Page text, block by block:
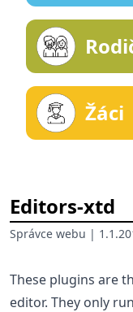
Žáci
Editors-xtd
Správce webu |
These plugins are
editor. They only